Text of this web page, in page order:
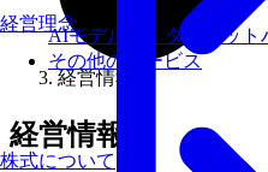
経営理念
AIモデルを、ターゲット
その他のサービス
株式について
経営情報
経営情報